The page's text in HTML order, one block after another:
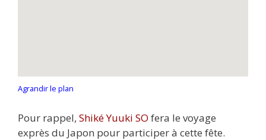
Agrandir le plan
Pour rappel, Shiké Yuuki SO fera le voyage
exprès du Japon pour participer à cette fête.